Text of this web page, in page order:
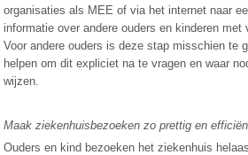
organisaties als MEE of via het internet naar
informatie over andere ouders en kinderen met
Voor andere ouders is deze stap misschien te
helpen om dit expliciet na te vragen en waar
wijzen.
Maak ziekenhuisbezoeken zo prettig en
Ouders en kind bezoeken het ziekenhuis